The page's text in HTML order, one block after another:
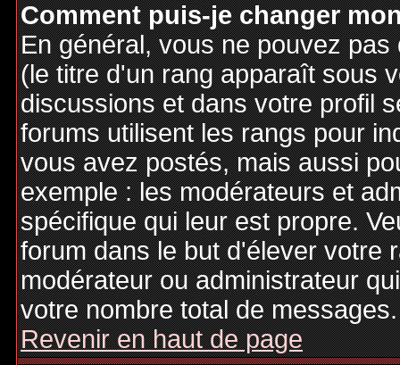
Comment puis-je changer
En général, vous ne pouvez
(le titre d'un rang apparaît sous
discussions et dans votre profil
forums utilisent les rangs pour
vous avez postés, mais aussi
exemple : les modérateurs et
spécifique qui leur est propre.
forum dans le but d'élever votre
modérateur ou administrateur
votre nombre total de messages.
Revenir en haut de page